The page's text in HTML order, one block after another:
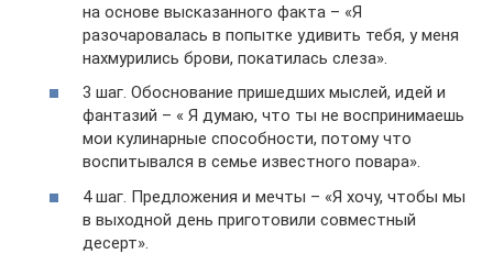
на основе высказанного факта – «Я
разочаровалась в попытке удивить тебя, у меня
нахмурились брови, покатилась слеза».
3 шаг. Обоснование пришедших мыслей, идей и
фантазий – « Я думаю, что ты не воспринимаешь
мои кулинарные способности, потому что
воспитывался в семье известного повара».
4 шаг. Предложения и мечты – «Я хочу, чтобы мы
в выходной день приготовили совместный
десерт».